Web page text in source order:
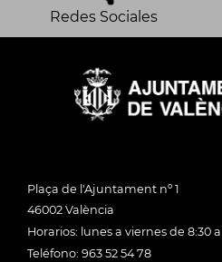
Redes Sociales
Plaça de l'Ajuntament nº 1
46002 València
Horarios: lunes a viernes de 8:30
Teléfono: 963 52 54 78